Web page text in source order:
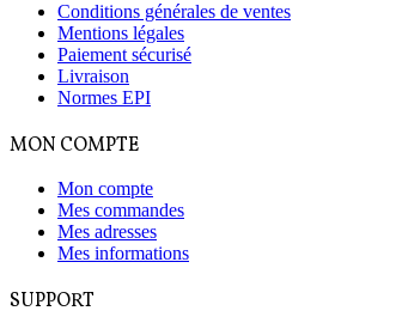
Conditions générales de ventes
Mentions légales
Paiement sécurisé
Livraison
Normes EPI
MON COMPTE
Mon compte
Mes commandes
Mes adresses
Mes informations
SUPPORT